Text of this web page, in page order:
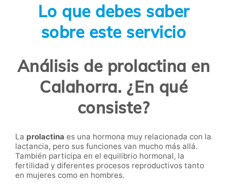
Lo que debes saber
sobre este servicio
Análisis de prolactina en
Calahorra. ¿En qué
consiste?
La prolactina es una hormona muy relacionada con la
lactancia, pero sus funciones van mucho más allá.
También participa en el equilibrio hormonal, la
fertilidad y diferentes procesos reproductivos tanto
en mujeres como en hombres.